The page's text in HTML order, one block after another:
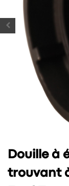
Douille à
trouvant